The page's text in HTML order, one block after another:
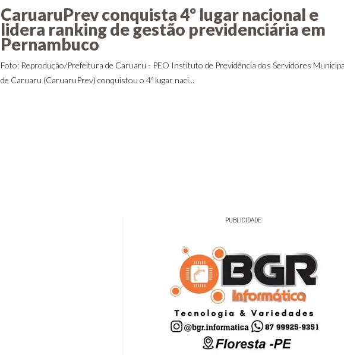
CaruaruPrev conquista 4º lugar nacional e
lidera ranking de gestão previdenciária em
Pernambuco
Foto: Reprodução/Prefeitura de Caruaru - PEO Instituto de Previdência dos Servidores
de Caruaru (CaruaruPrev) conquistou o 4º lugar naci...
PUBLICIDADE